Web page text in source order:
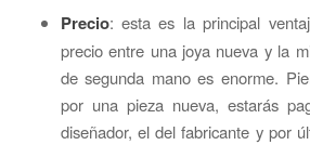
Precio: esta es la principal
precio entre una joya nueva y la
de segunda mano es enorme.
por una pieza nueva, estarás
diseñador, el del fabricante y por